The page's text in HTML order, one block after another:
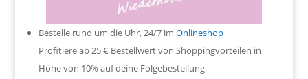
Bestelle rund um die Uhr, 24/7 im Onlineshop
Profitiere ab 25 € Bestellwert von Shoppingvorteilen in
Höhe von 10% auf deine Folgebestellung